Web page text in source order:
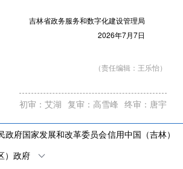
吉林省政务服务和数字化建设管理局
2026年7月7日
（责任编辑： 王乐怡）
初审：艾湖 复审：高雪峰 终审：唐宇
政府国家发展和改革委员会信用中国（吉林）
）政府